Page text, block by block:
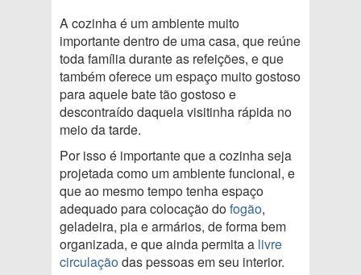
A cozinha é um ambiente muito
importante dentro de uma casa, que reúne
toda família durante as refeições, e que
também oferece um espaço muito gostoso
para aquele bate tão gostoso e
descontraído daquela visitinha rápida no
meio da tarde.
Por isso é importante que a cozinha seja
projetada como um ambiente funcional, e
que ao mesmo tempo tenha espaço
adequado para colocação dofogão,
geladeira, pia e armários, de forma bem
organizada, e que ainda permita a livre
circulaçãodas pessoas em seu interior.